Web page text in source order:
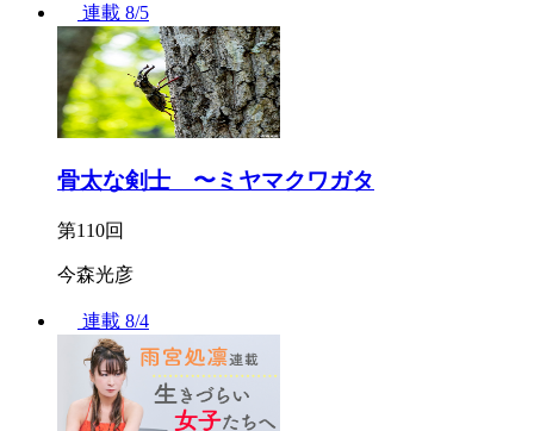
連載 8/5
骨太な剣士 〜ミヤマクワガタ
第110回
今森光彦
連載 8/4